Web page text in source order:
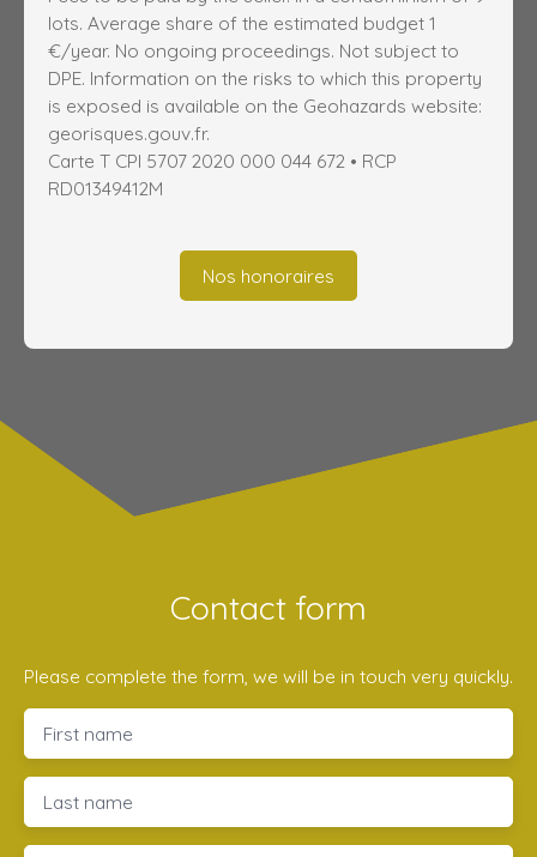
lots. Average share of the estimated budget 1
€/year. No ongoing proceedings. Not subject to
DPE. Information on the risks to which this property
is exposed is available on the Geohazards website:
georisques.gouv.fr.
Carte T CPI 5707 2020 000 044 672 • RCP
RD01349412M
Nos honoraires
Contact form
Please complete the form, we will be in touch very quickly.
First name
Last name